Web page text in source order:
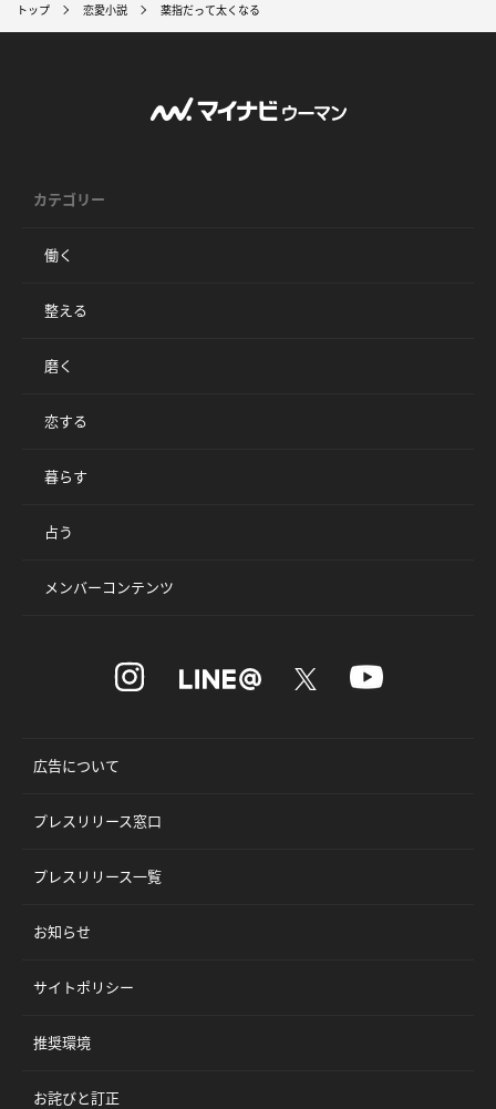
トップ 恋愛小説 薬指だって太くなる
カテゴリー
働く
整える
磨く
恋する
暮らす
占う
メンバーコンテンツ
広告について
プレスリリース窓口
プレスリリース一覧
お知らせ
サイトポリシー
推奨環境
お詫びと訂正